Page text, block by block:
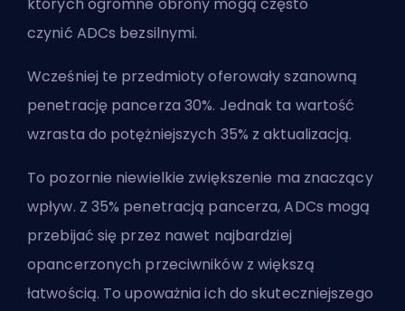
których ogromne obrony mogą często
czynić ADCs bezsilnymi.
Wcześniej te przedmioty oferowały szanowną
penetrację pancerza 30%. Jednak ta wartość
wzrasta do potężniejszych 35% z aktualizacją.
To pozornie niewielkie zwiększenie ma znaczący
wpływ. Z 35% penetracją pancerza, ADCs mogą
przebijać się przez nawet najbardziej
opancerzonych przeciwników z większą
łatwością. To upoważnia ich do skuteczniejszego